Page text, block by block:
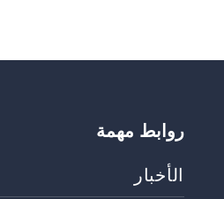
روابط مهمة
الأخبار